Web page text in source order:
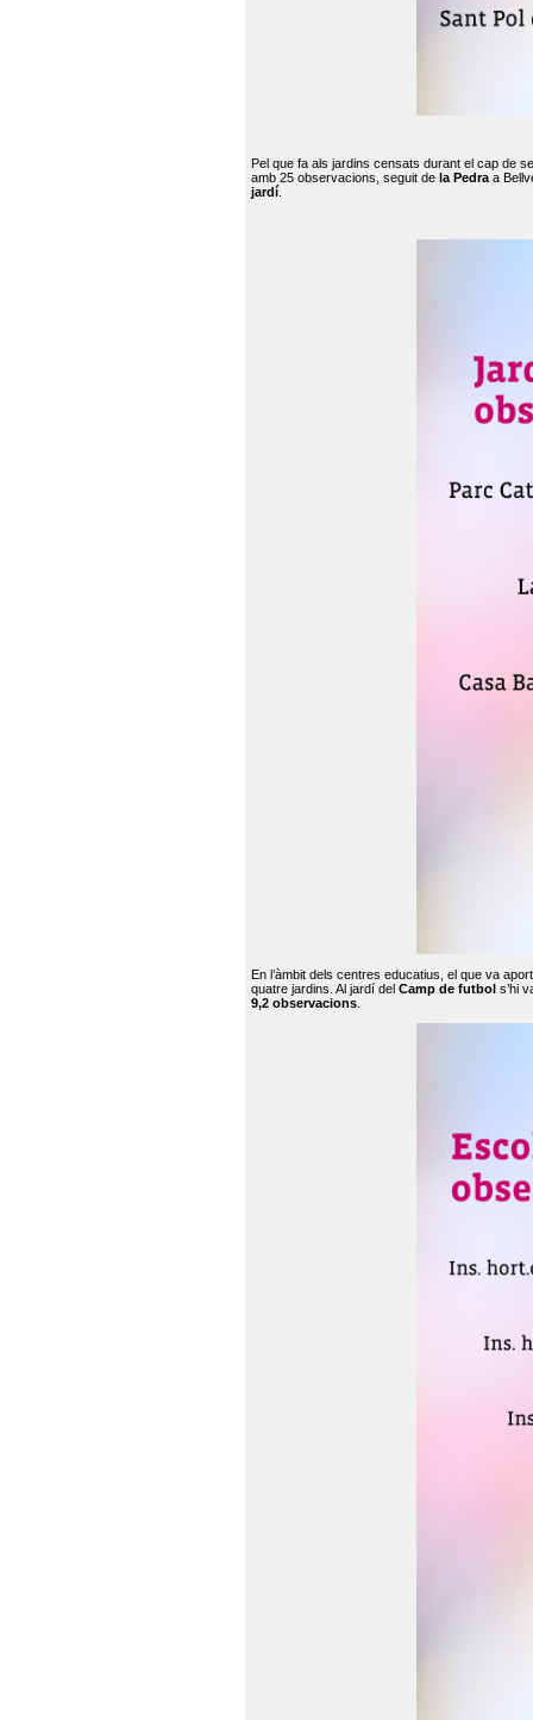
Pel que fa als jardins censats durant el cap de
amb 25 observacions, seguit de la Pedra a
jardí
En l’àmbit dels centres educatius, el que va
quatre jardins. Al jardí del Camp de futbol s’hi
9,2 observacions